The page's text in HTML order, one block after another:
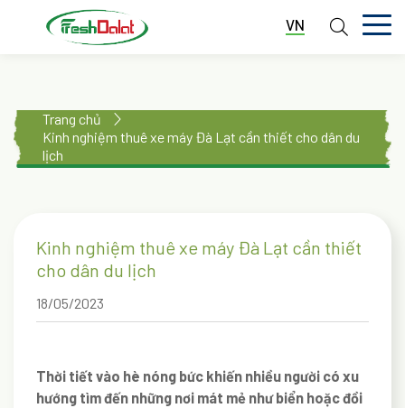
GIỚI THIỆU
DỊCH VỤ
TIN TỨC
LIÊN HỆ
VN
Trang chủ
Kinh nghiệm thuê xe máy Đà Lạt cần thiết cho dân du
lịch
Kinh nghiệm thuê xe máy Đà Lạt cần thiết
cho dân du lịch
18/05/2023
Thời tiết vào hè nóng bức khiến nhiều người có xu
hướng tìm đến những nơi mát mẻ như biển hoặc đồi